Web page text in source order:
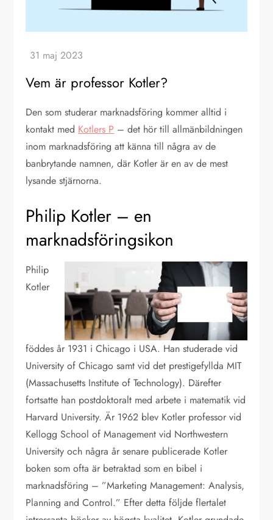
Vem är professor Kotler?
Den som studerar marknadsföring kommer alltid i
kontakt med Kotlers P – det hör till allmänbildningen
inom marknadsföring att känna till några av de
banbrytande namnen, där Kotler är en av de mest
lysande stjärnorna.
Philip Kotler – en
marknadsföringsikon
Philip
Kotler
föddes år 1931 i Chicago i USA. Han studerade vid
University of Chicago samt vid det prestigefyllda MIT
(Massachusetts Institute of Technology). Därefter
fortsatte han postdoktoralt med arbete i matematik vid
Harvard University. Är 1962 blev Kotler professor vid
Kellogg School of Management vid Northwestern
University och några år senare publicerade Kotler
boken som ofta är betraktad som en bibel i
marknadsföring – ”Marketing Management: Analysis,
Planning and Control.” Efter detta följde flertalet